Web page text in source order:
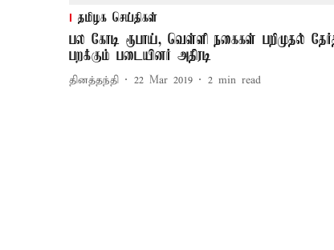
தமிழக செய்திகள்
பல கோடி ரூபாய், வெள்ளி நகைகள் பறிமுதல்
பறக்கும் படையினர் அதிரடி
தினத்தந்தி 22 Mar 2019 2 min read